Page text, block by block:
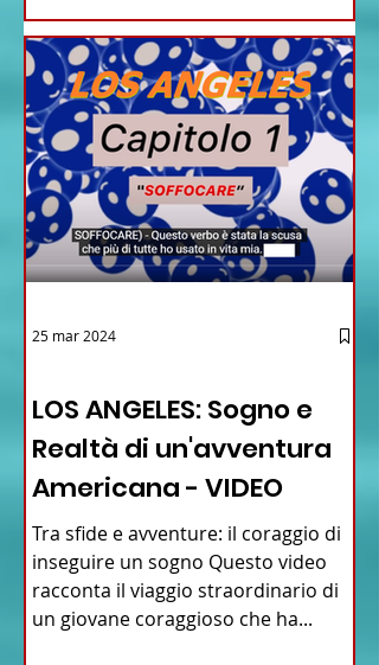
LOS ANGELES: Sogno e
Realtà di un'avventura
Americana - VIDEO
Tra sfide e avventure: il coraggio di
inseguire un sogno Questo video
racconta il viaggio straordinario di
un giovane coraggioso che ha...
25 mar 2024